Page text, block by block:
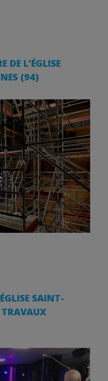
DE L’ÉGLISE
(94)
SAINT-
TRAVAUX